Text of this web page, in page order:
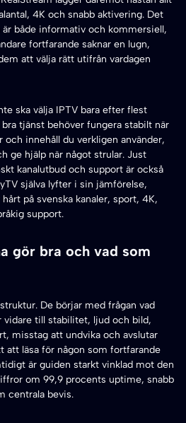
4K och snabb aktivering. Det
både informativ och kommersiell,
fortfarande saknar en lugn,
att välja rätt utifrån vardagen
ska välja IPTV bara efter flest
bra tjänst behöver fungera stabilt när
innehåll du verkligen använder,
ge hjälp när något strular. Just
kanalutbud och support är också
själva lyfter i sin jämförelse,
på svenska kanaler, sport, 4K,
support.
gör bra och vad som
De börjar med frågan vad
vidare till stabilitet, ljud och bild,
misstag att undvika och avslutar
att läsa för någon som fortfarande
är guiden starkt vinklad mot den
om 99,9 procents uptime, snabb
centrala bevis.